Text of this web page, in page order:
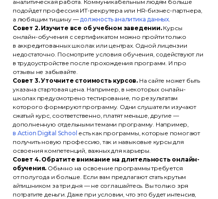
аналитическая работа. Коммуникабельным людям больше
подойдет профессия ИТ-рекрутера или HR-бизнес-партнера,
а любящим тишину —должность аналитика данных.
Совет 2. Изучите все об учебном заведении.Курсы
онлайн-обучения с сертификатом можно пройти только
в аккредитованных школах или центрах. Одной лицензии
недостаточно. Посмотрите условия обучения, содействуют ли
в трудоустройстве после прохождения программ. И про
отзывы не забывайте.
Совет 3. Уточните стоимость курсов. На сайте может быть
указана стартовая цена. Например, в некоторых онлайн-
школах предусмотрено тестирование, по результатам
которого формируют программу. Одни слушатели изучают
сжатый курс, соответственно, платят меньше, другие —
дополненную отдельными темами программу. Например,
в Action Digital School есть как программы, которые помогают
получить новую профессию, так и навыковые курсы для
освоения компетенций, важных для карьеры.
Совет 4. Обратите внимание на длительность онлайн-
обучения. Обычно на освоение программы требуется
от полугода и больше. Если вам предлагают стать крутым
айтишником за три дня — не соглашайтесь. Вы только зря
потратите деньги. Даже при условии, что это будет интенсив,